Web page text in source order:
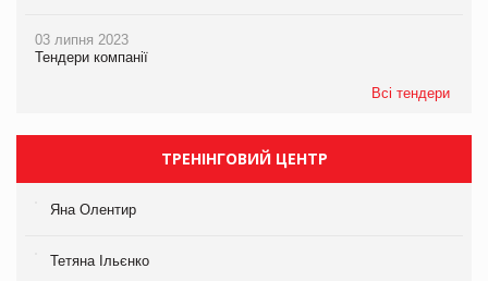
03 липня 2023
Тендери компанії
Всі тендери
ТРЕНІНГОВИЙ ЦЕНТР
Яна Олентир
Тетяна Ільєнко